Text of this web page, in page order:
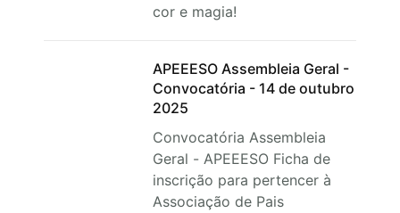
cor e magia!
APEEESO Assembleia Geral -
Convocatória - 14 de outubro
2025
Convocatória Assembleia
Geral - APEEESO Ficha de
inscrição para pertencer à
Associação de Pais